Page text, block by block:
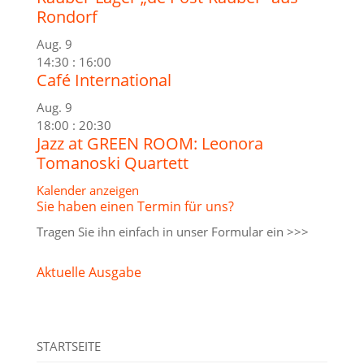
Rondorf
Aug. 9
14:30 : 16:00
Café International
Aug. 9
18:00 : 20:30
Jazz at GREEN ROOM: Leonora
Tomanoski Quartett
Kalender anzeigen
Sie haben einen Termin für uns?
Tragen Sie ihn einfach in unser Formular ein >>>
Aktuelle Ausgabe
STARTSEITE